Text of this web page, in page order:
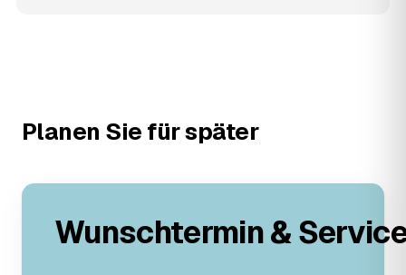
Planen Sie für später
Wunschtermin &